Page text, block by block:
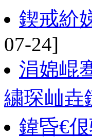
鍥戒紒
07-24]
涓婂崐
繍琛屾垚
鍏昏€